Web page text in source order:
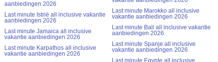
aanbiedingen 2026
Last minute Istrië all inclusive vakantie
aanbiedingen 2026
Last minute Jamaica all inclusive
vakantie aanbiedingen 2026
Last minute Karpathos all inclusive
vakantie aanbiedingen 2026
Last minute Marokko all inclusive
vakantie aanbiedingen 2026
Last minute Bali all inclusive vakantie
aanbiedingen 2026
Last minute Spanje all inclusive
vakantie aanbiedingen 2026